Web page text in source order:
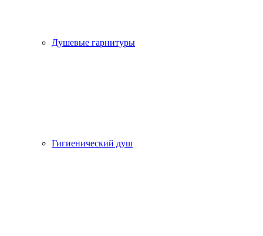
Душевые гарнитуры
Гигиенический душ